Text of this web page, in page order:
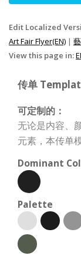
Edit Localized
Art Fair Flyer(EN) |
View this page in:
传单
可定制的：
无论是内容、
元素，本传单
Dominant
Palette